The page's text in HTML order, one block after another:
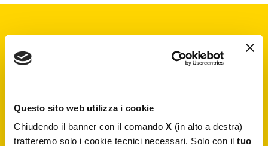
Questo sito web utilizza i cookie
Chiudendo il banner con il comando X (in alto a destra)
tratteremo solo i cookie tecnici necessari. Solo con il tuo
Iscriviti alla newsletter
sul tuo primo acquisto